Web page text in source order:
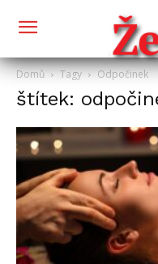
Domů Tagy Odpočinek
štítek: